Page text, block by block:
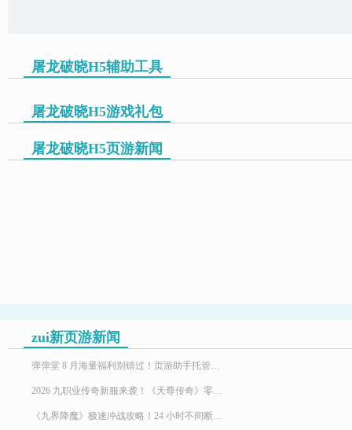
屠龙破晓H5辅助工具
屠龙破晓H5游戏礼包
屠龙破晓H5页游新闻
zui新页游新闻
弹弹堂 8 月海量福利别错过！页游助手托管挂机，限定时装轻松到手
2026 九职业传奇新服来袭！《天尊传奇》零氪高效发育，快速玩转霸服
《九界降魔》极速冲战攻略！24 小时不间断堆战力霸服